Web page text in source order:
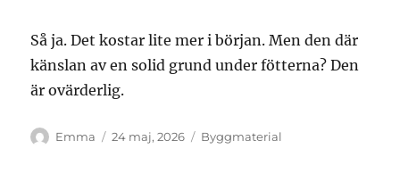
Så ja. Det kostar lite mer i början. Men den där
känslan av en solid grund under fötterna? Den
är ovärderlig.
Författare
Emma
Publicerat
24 maj, 2026 Kategorier
Byggmaterial